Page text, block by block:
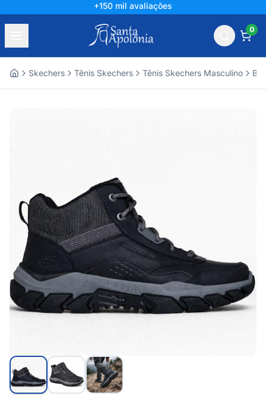
+150 mil avaliações
0
Skechers Tênis Skechers Tênis Skechers Masculino